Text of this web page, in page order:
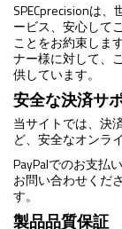
SPECprecisionは
ービス、安心して
ことをお約束しま
ナー様に対して、
供しています。
安全な決済サ
当サイトでは、決
ど、安全なオンラ
PayPalでのお支払
お問い合わせくだ
す。
製品品質保証